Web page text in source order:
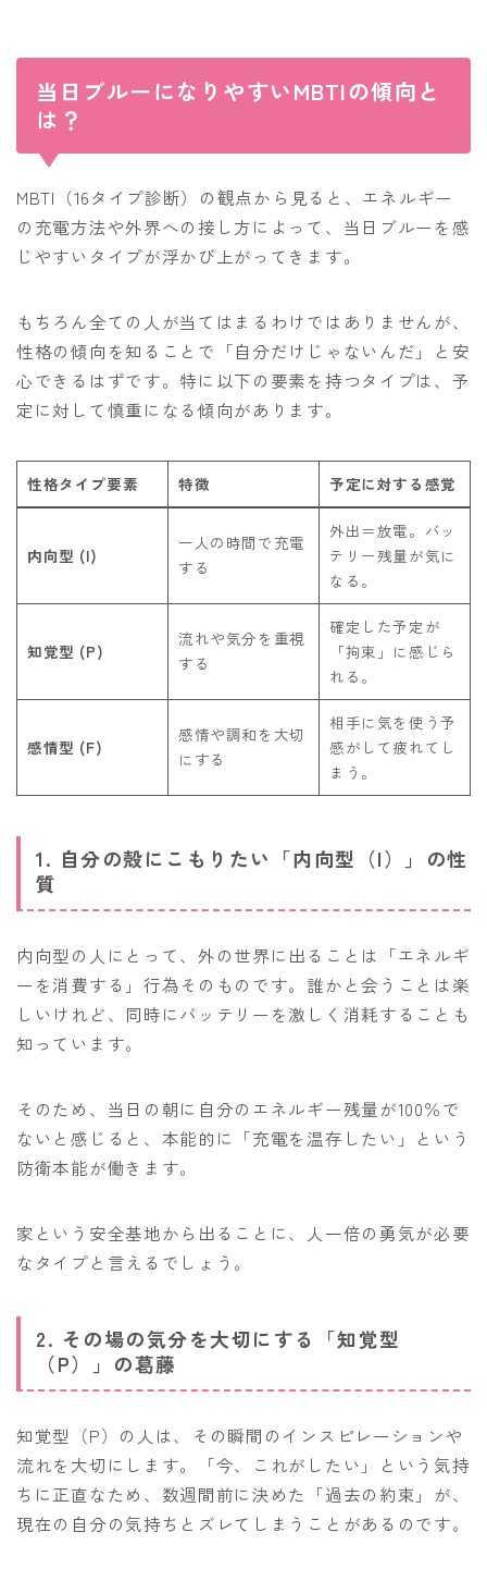
当日ブルーになりやすいMBTIの傾向と
は？
MBTI（16タイプ診断）の観点から見ると、エネルギー
の充電方法や外界への接し方によって、当日ブルーを感
じやすいタイプが浮かび上がってきます。
もちろん全ての人が当てはまるわけではありませんが、
性格の傾向を知ることで「自分だけじゃないんだ」と安
心できるはずです。特に以下の要素を持つタイプは、予
定に対して慎重になる傾向があります。
性格タイプ要素 特徴 予定に対する感覚
内向型 (I)
一人の時間で充電
する
外出＝放電。バッ
テリー残量が気に
なる。
知覚型 (P)
流れや気分を重視
する
確定した予定が
「拘束」に感じら
れる。
感情型 (F)
感情や調和を大切
にする
相手に気を使う予
感がして疲れてし
まう。
1. 自分の殻にこもりたい「内向型（I）」の性
質
内向型の人にとって、外の世界に出ることは「エネルギ
ーを消費する」行為そのものです。誰かと会うことは楽
しいけれど、同時にバッテリーを激しく消耗することも
知っています。
そのため、当日の朝に自分のエネルギー残量が100％で
ないと感じると、本能的に「充電を温存したい」という
防衛本能が働きます。
家という安全基地から出ることに、人一倍の勇気が必要
なタイプと言えるでしょう。
2. その場の気分を大切にする「知覚型
（P）」の葛藤
知覚型（P）の人は、その瞬間のインスピレーションや
流れを大切にします。「今、これがしたい」という気持
ちに正直なため、数週間前に決めた「過去の約束」が、
現在の自分の気持ちとズレてしまうことがあるのです。